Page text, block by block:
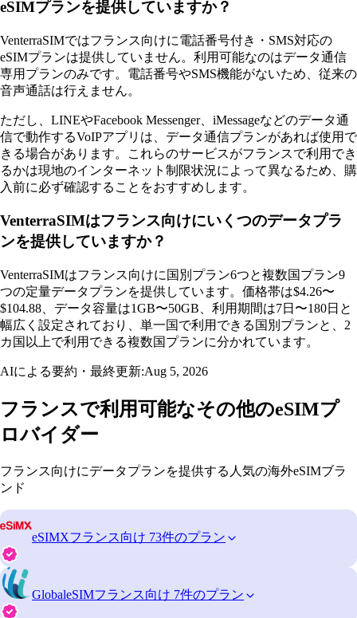
eSIMプランを提供していますか？
VenterraSIMではフランス向けに電話番号付き・SMS対応の
eSIMプランは提供していません。利用可能なのはデータ通信
専用プランのみです。電話番号やSMS機能がないため、従来の
音声通話は行えません。
ただし、LINEやFacebook Messenger、iMessageなどのデータ通
信で動作するVoIPアプリは、データ通信プランがあれば使用で
きる場合があります。これらのサービスがフランスで利用でき
るかは現地のインターネット制限状況によって異なるため、購
入前に必ず確認することをおすすめします。
VenterraSIMはフランス向けにいくつのデータプラ
ンを提供していますか？
VenterraSIMはフランス向けに国別プラン6つと複数国プラン9
つの定量データプランを提供しています。価格帯は$4.26〜
$104.88、データ容量は1GB〜50GB、利用期間は7日〜180日と
幅広く設定されており、単一国で利用できる国別プランと、2
カ国以上で利用できる複数国プランに分かれています。
AIによる要約・最終更新:Aug 5, 2026
フランスで利用可能なその他のeSIMプ
ロバイダー
フランス向けにデータプランを提供する人気の海外eSIMブラ
ンド
eSIMXフランス向け 73件のプラン
GlobaleSIMフランス向け 7件のプラン